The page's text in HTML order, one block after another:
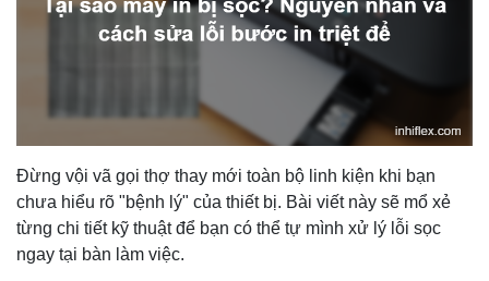
Đừng vội vã gọi thợ thay mới toàn bộ linh kiện khi bạn
chưa hiểu rõ "bệnh lý" của thiết bị. Bài viết này sẽ mổ xẻ
từng chi tiết kỹ thuật để bạn có thể tự mình xử lý lỗi sọc
ngay tại bàn làm việc.